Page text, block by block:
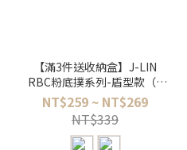
【滿3件送收納盒】J-LIN
RBC粉底撲系列-盾型款（2
入/包）＿兩款可選
NT$259 ~ NT$269
NT$339